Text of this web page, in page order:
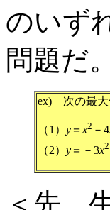
のいず
問題だ。
ex) 次の最大
（1） y ＝ x2 －4
（2） y ＝－3x2
＜先